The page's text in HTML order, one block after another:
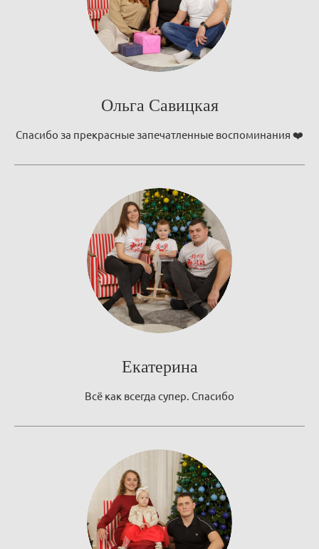
Ольга Савицкая
Спасибо за прекрасные запечатленные воспоминания ❤️
Екатерина
Всё как всегда супер. Спасибо